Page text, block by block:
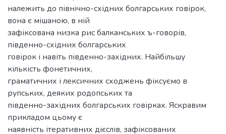
належить до північно-східних болгарських говірок,
вона є мішаною, в ній
зафіксована низка рис балканських ъ-говорів,
південно-східних болгарських
говірок і навіть південно-західних. Найбільшу
кількість фонетичних,
граматичних і лексичних сходжень фіксуємо в
рупських, деяких родопських та
південно-західних болгарських говірках. Яскравим
прикладом цьому є
наявність ітеративних дієслів, зафіксованих